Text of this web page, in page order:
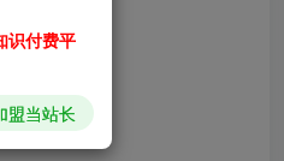
识付费平
盟当站长